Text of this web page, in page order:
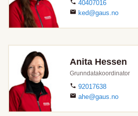
40407016
ked@gaus.no
Anita Hessen
Grunndatakoordinator
92017638
ahe@gaus.no